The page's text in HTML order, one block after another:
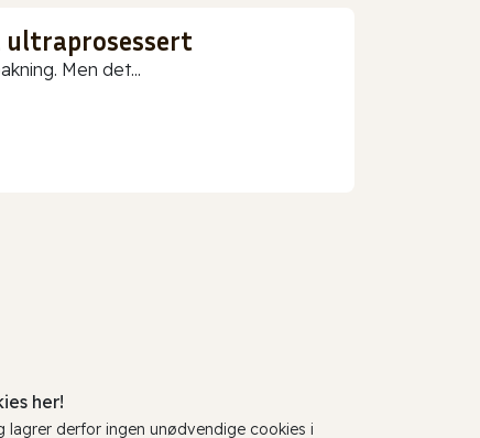
Men det...
her!
lagrer derfor ingen unødvendige cookies i